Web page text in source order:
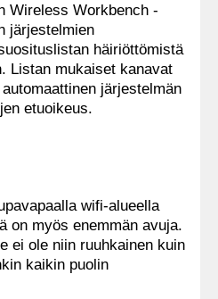
Wireless Workbench -
järjestelmien
häiriöttömistä
Listan mukaiset kanavat
järjestelmän
etuoikeus.
wifi-alueella
on myös enemmän avuja.
ei ole niin ruuhkainen kuin
kaikin puolin